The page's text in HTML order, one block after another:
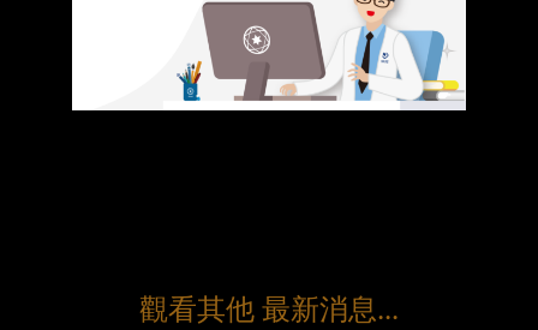
觀看其他 最新消息...